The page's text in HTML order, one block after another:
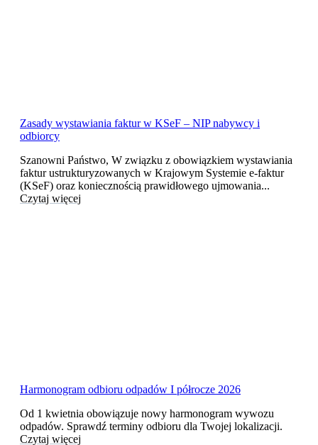
Zasady wystawiania faktur w KSeF – NIP nabywcy i
odbiorcy
Szanowni Państwo, W związku z obowiązkiem wystawiania
faktur ustrukturyzowanych w Krajowym Systemie e-faktur
(KSeF) oraz koniecznością prawidłowego ujmowania...
Czytaj więcej
Harmonogram odbioru odpadów I półrocze 2026
Od 1 kwietnia obowiązuje nowy harmonogram wywozu
odpadów. Sprawdź terminy odbioru dla Twojej lokalizacji.
Czytaj więcej